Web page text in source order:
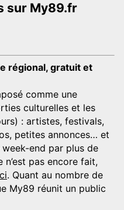
sur My89.fr
régional, gratuit et
comme une
culturelles et les
: artistes, festivals,
petites annonces… et
end par plus de
n’est pas encore fait,
. Quant au nombre de
My89 réunit un public